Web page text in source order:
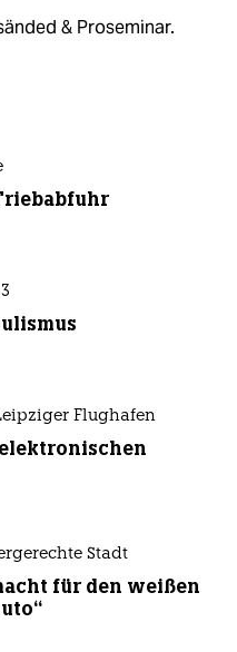
& Proseminar.
Flughafen
Stadt
für den weißen